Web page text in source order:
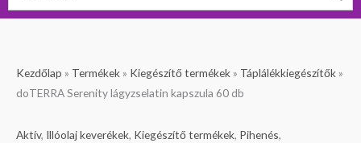
Kezdőlap » Termékek » Kiegészítő termékek » Táplálékkiegészítők »
doTERRA Serenity lágyzselatin kapszula 60 db
Aktív, Illóolaj keverékek, Kiegészítő termékek, Pihenés,